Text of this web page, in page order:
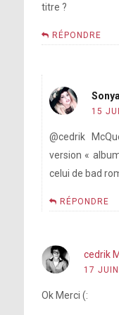
titre ?
RÉPONDRE
15
@cedrik
version «
celui de bad
RÉPONDRE
cedrik
17
Ok Merci (: